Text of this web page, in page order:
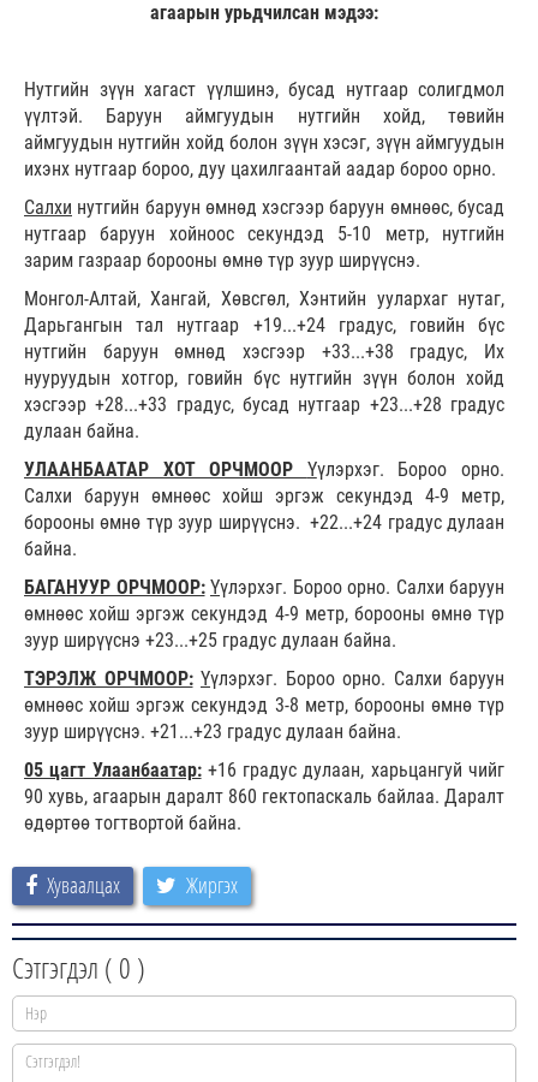
агаарын урьдчилсан мэдээ:
Нутгийн зүүн хагаст үүлшинэ, бусад нутгаар солигдмол
үүлтэй. Баруун аймгуудын нутгийн хойд, төвийн
аймгуудын нутгийн хойд болон зүүн хэсэг, зүүн аймгуудын
ихэнх нутгаар бороо, дуу цахилгаантай аадар бороо орно.
Салхи нутгийн баруун өмнөд хэсгээр баруун өмнөөс, бусад
нутгаар баруун хойноос секундэд 5-10 метр, нутгийн
зарим газраар борооны өмнө түр зуур ширүүснэ.
Монгол-Алтай, Хангай, Хөвсгөл, Хэнтийн уулархаг нутаг,
Дарьгангын тал нутгаар +19...+24 градус, говийн бүс
нутгийн баруун өмнөд хэсгээр +33...+38 градус, Их
нууруудын хотгор, говийн бүс нутгийн зүүн болон хойд
хэсгээр +28...+33 градус, бусад нутгаар +23...+28 градус
дулаан байна.
УЛААНБААТАР ХОТ ОРЧМООР Үүлэрхэг. Бороо орно.
Салхи баруун өмнөөс хойш эргэж секундэд 4-9 метр,
борооны өмнө түр зуур ширүүснэ. +22...+24 градус дулаан
байна.
БАГАНУУР ОРЧМООР: Үүлэрхэг. Бороо орно. Салхи баруун
өмнөөс хойш эргэж секундэд 4-9 метр, борооны өмнө түр
зуур ширүүснэ +23...+25 градус дулаан байна.
ТЭРЭЛЖ ОРЧМООР: Үүлэрхэг. Бороо орно. Салхи баруун
өмнөөс хойш эргэж секундэд 3-8 метр, борооны өмнө түр
зуур ширүүснэ. +21...+23 градус дулаан байна.
05 цагт Улаанбаатар:+16 градус дулаан, харьцангуй чийг
90 хувь, агаарын даралт 860 гектопаскаль байлаа. Даралт
өдөртөө тогтвортой байна.
Хуваалцах Жиргэх
Сэтгэгдэл ( 0 )